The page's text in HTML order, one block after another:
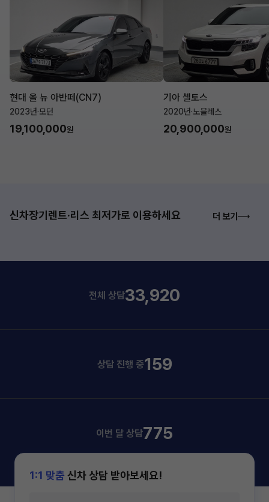
현대 올 뉴 아반떼(CN7)
2023년·모던
19,100,000원
기아 셀토스
2020년·노블레스
20,900,000원
신차장기렌트·리스 최저가로 이용하세요 더 보기
전체 상담33,920
상담 진행 중159
이번 달 상담775
1:1 맞춤 신차 상담 받아보세요!